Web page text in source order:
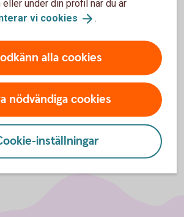
Guidelines" (MIG).
baserade filer -
under din profil när du är
vi cookies .
alla cookies
nödvändiga cookies
inställningar